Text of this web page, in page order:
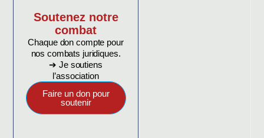
Soutenez notre
combat
Chaque don compte pour
nos combats juridiques.
➔ Je soutiens
l’association
Faire un don pour
soutenir